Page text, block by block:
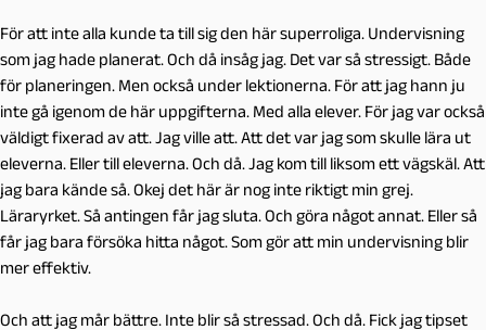
För att inte alla kunde ta till sig den här superroliga. Undervisning
som jag hade planerat. Och då insåg jag. Det var så stressigt. Både
för planeringen. Men också under lektionerna. För att jag hann ju
inte gå igenom de här uppgifterna. Med alla elever. För jag var också
väldigt fixerad av att. Jag ville att. Att det var jag som skulle lära ut
eleverna. Eller till eleverna. Och då. Jag kom till liksom ett vägskäl. Att
jag bara kände så. Okej det här är nog inte riktigt min grej.
Läraryrket. Så antingen får jag sluta. Och göra något annat. Eller så
får jag bara försöka hitta något. Som gör att min undervisning blir
mer effektiv.
Och att jag mår bättre. Inte blir så stressad. Och då. Fick jag tipset